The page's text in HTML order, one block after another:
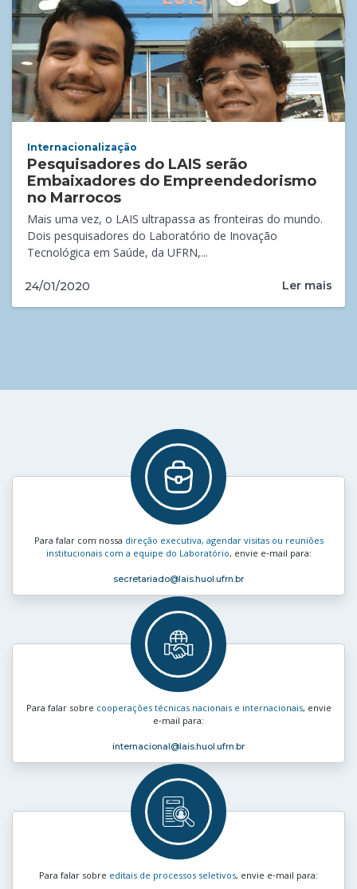
Internacionalização
Pesquisadores do LAIS serão
Embaixadores do Empreendedorismo
no Marrocos
Mais uma vez, o LAIS ultrapassa as fronteiras do mundo.
Dois pesquisadores do Laboratório de Inovação
Tecnológica em Saúde, da UFRN,...
24/01/2020 Ler mais
Para falar com nossa direção executiva, agendar visitas ou reuniões
institucionais com a equipe do Laboratório, envie e‑mail para:
secretariado@lais.huol.ufrn.br
Para falar sobre cooperações técnicas nacionais e internacionais, envie
e‑mail para:
internacional@lais.huol.ufrn.br
Para falar sobre editais de processos seletivos, envie e‑mail para: